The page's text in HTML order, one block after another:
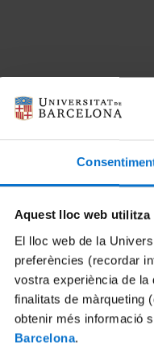
Aquest lloc web utilitza
El lloc web de la
preferències (recordar
vostra experiència de la
finalitats de màrqueting
obtenir més informació
Barcelona.
canvia vides
17